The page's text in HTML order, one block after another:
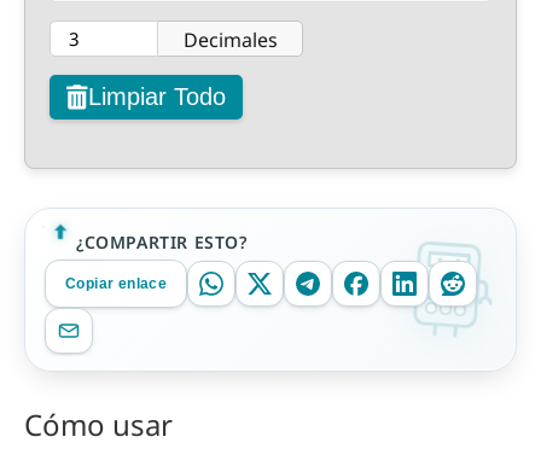
Decimales
Limpiar Todo
¿COMPARTIR ESTO?
Copiar enlace
Cómo usar